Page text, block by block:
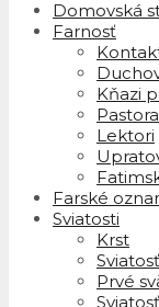
Domovská
Farnosť
Kňazi
Lektori
Farské
Sviatosti
Krst
Prvé